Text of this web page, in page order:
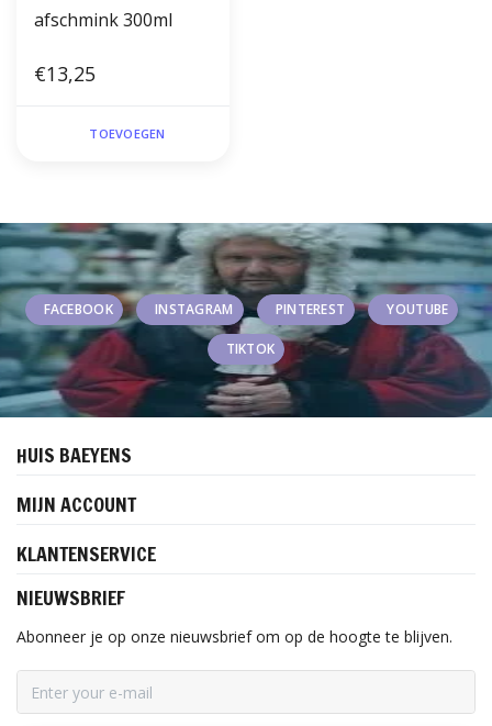
afschmink 300ml
€13,25
TOEVOEGEN
FACEBOOK INSTAGRAM PINTEREST YOUTUBE
TIKTOK
HUIS BAEYENS
MIJN ACCOUNT
KLANTENSERVICE
NIEUWSBRIEF
Abonneer je op onze nieuwsbrief om op de hoogte te blijven.